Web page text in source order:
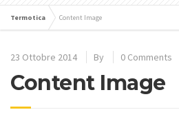
Termotica Content Image
23 Ottobre 2014 By 0 Comments
Content Image